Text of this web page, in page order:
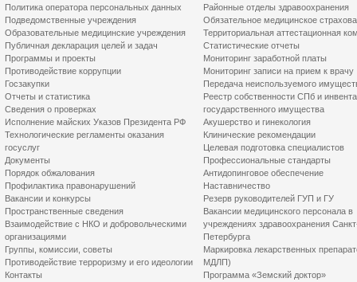
Политика оператора персональных данных
Подведомственные учреждения
Образовательные медицинские учреждения
Публичная декларация целей и задач
Программы и проекты
Противодействие коррупции
Госзакупки
Отчеты и статистика
Сведения о проверках
Исполнение майских Указов Президента РФ
Технологические регламенты оказания
госуслуг
Документы
Порядок обжалования
Профилактика правонарушений
Вакансии и конкурсы
Пространственные сведения
Взаимодействие с НКО и добровольческими
организациями
Группы, комиссии, советы
Противодействие терроризму и его идеологии
Контакты
Районные отделы здравоохранения
Обязательное медицинское
Территориальная аттестационная
Статистические отчеты
Мониторинг заработной платы
Мониторинг записи на прием к врачу
Передача неиспользуемого
Реестр собственности СПб и
государственного имущества
Акушерство и гинекология
Клинические рекомендации
Целевая подготовка специалистов
Профессиональные стандарты
Антидопинговое обеспечение
Наставничество
Резерв руководителей ГУП и ГУ
Вакансии медицинского персонала в
учреждениях здравоохранения
Петербурга
Маркировка лекарственных
МДЛП)
Программа «Земский доктор»